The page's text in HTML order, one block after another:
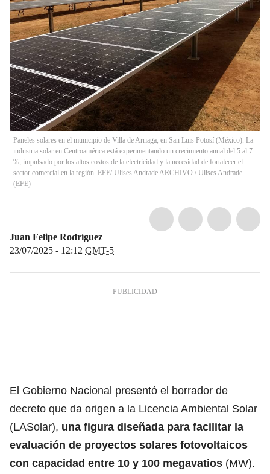
Paneles solares en el municipio de Villa de Arriaga, en San Luis Potosí (México). La
industria solar en Centroamérica está experimentando un crecimiento anual del 5 al 7
%, impulsado por los altos costos de la electricidad y la necesidad de fortalecer el
sector comercial en la región. EFE/ Ulises Andrade ARCHIVO / Ulises Andrade
(EFE)
Juan Felipe Rodríguez
23/07/2025 - 12:12 GMT-5
El Gobierno Nacional presentó el borrador de
decreto que da origen a la Licencia Ambiental Solar
(LASolar), una figura diseñada para facilitar la
evaluación de proyectos solares fotovoltaicos
con capacidad entre 10 y 100 megavatios (MW).